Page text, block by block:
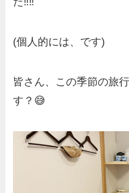
(個人的には、です)
皆さん、この季節の旅
す？😅